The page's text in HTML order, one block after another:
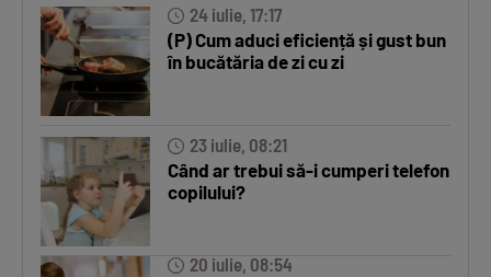
24 iulie, 17:17
(P) Cum aduci eficiență și gust bun
în bucătăria de zi cu zi
23 iulie, 08:21
Când ar trebui să-i cumperi telefon
copilului?
20 iulie, 08:54